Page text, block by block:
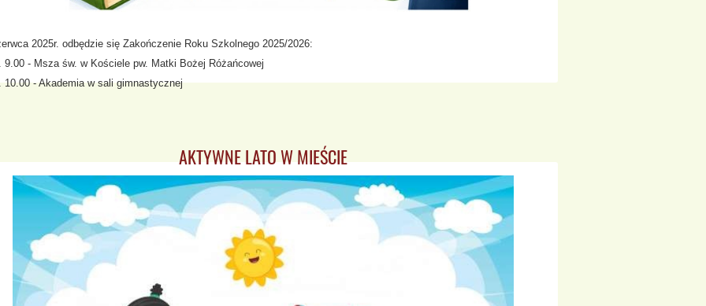
2025r. odbędzie się Zakończenie Roku Szkolnego 2025/2026:
9.00 - Msza św. w Kościele pw. Matki Bożej Różańcowej
10.00 - Akademia w sali gimnastycznej
AKTYWNE LATO W MIEŚCIE